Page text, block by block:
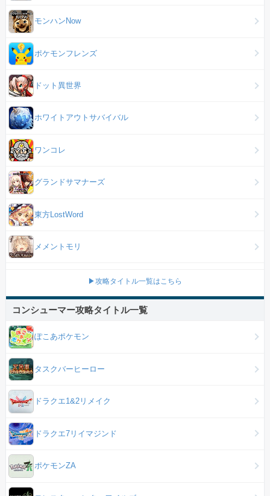
モンハンNow
ポケモンフレンズ
ドット異世界
ホワイトアウトサバイバル
ワンコレ
グランドサマナーズ
東方LostWord
メメントモリ
▶攻略タイトル一覧はこちら
コンシューマー攻略タイトル一覧
ぽこあポケモン
タスクバーヒーロー
ドラクエ1&2リメイク
ドラクエ7リイマジンド
ポケモンZA